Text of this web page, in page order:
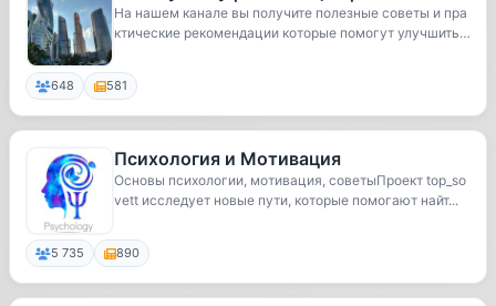
На нашем канале вы получите полезные советы и пра
ктические рекомендации которые помогут улучшить
648 581
Психология и Мотивация
Основы психологии, мотивация, советыПроект top_so
vett исследует новые пути, которые помогают найт...
5 735 890